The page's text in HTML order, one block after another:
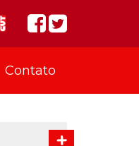
Contato